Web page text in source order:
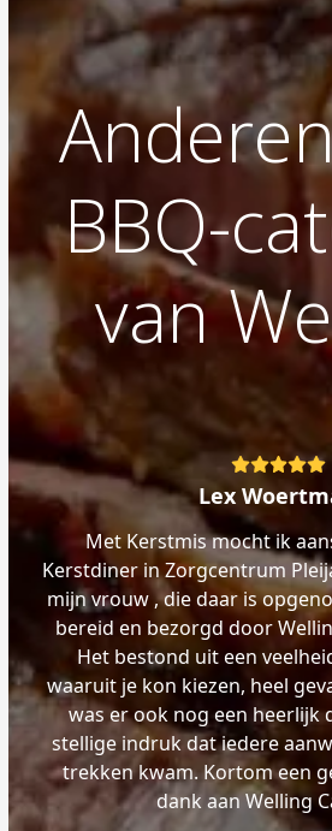
BBQ-
van
Rating:
5
Lex
Met Kerstmis mocht ik
Kerstdiner in Zorgcentrum
mijn vrouw , die daar is
bereid en bezorgd door
Het bestond uit een
waaruit je kon kiezen, heel
was er ook nog een heerlijk
stellige indruk dat iedere
trekken kwam. Kortom een
dank aan Welling